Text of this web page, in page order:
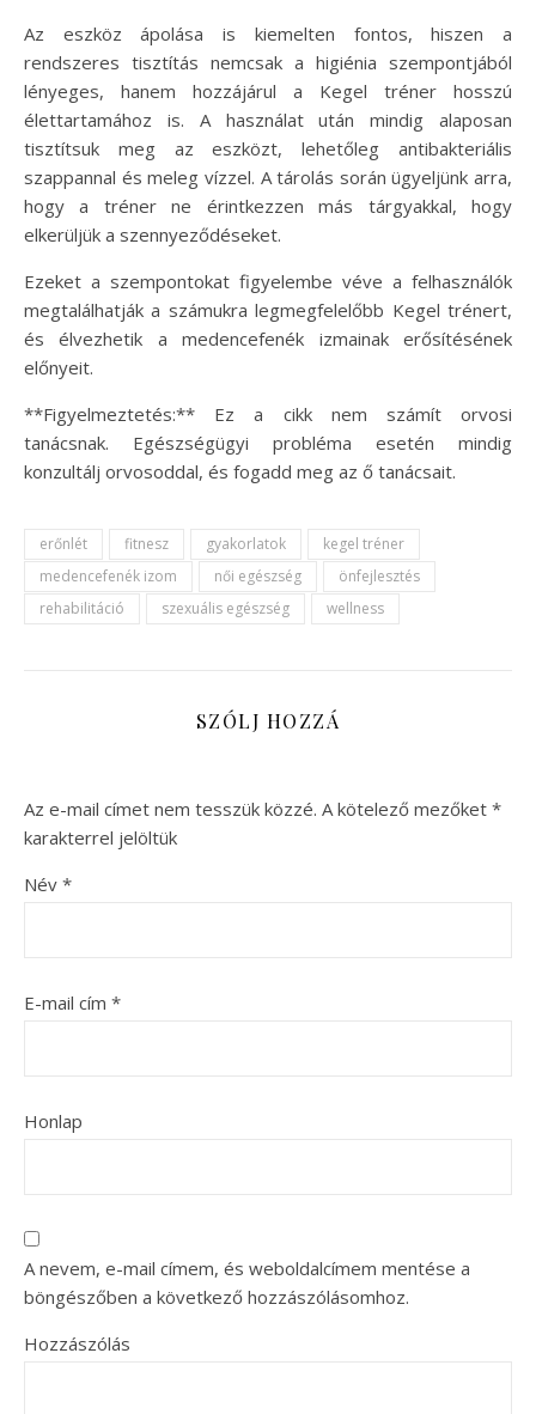
Az eszköz ápolása is kiemelten fontos, hiszen a
rendszeres tisztítás nemcsak a higiénia szempontjából
lényeges, hanem hozzájárul a Kegel tréner hosszú
élettartamához is. A használat után mindig alaposan
tisztítsuk meg az eszközt, lehetőleg antibakteriális
szappannal és meleg vízzel. A tárolás során ügyeljünk arra,
hogy a tréner ne érintkezzen más tárgyakkal, hogy
elkerüljük a szennyeződéseket.
Ezeket a szempontokat figyelembe véve a felhasználók
megtalálhatják a számukra legmegfelelőbb Kegel trénert,
és élvezhetik a medencefenék izmainak erősítésének
előnyeit.
**Figyelmeztetés:** Ez a cikk nem számít orvosi
tanácsnak. Egészségügyi probléma esetén mindig
konzultálj orvosoddal, és fogadd meg az ő tanácsait.
erőnlét fitnesz gyakorlatok
kegel tréner
medencefenék izom
női egészség
önfejlesztés
rehabilitáció
szexuális egészség wellness
SZÓLJ HOZZÁ
Az e-mail címet nem tesszük közzé. A kötelező mezőket *
karakterrel jelöltük
Név *
E-mail cím *
Honlap
A nevem, e-mail címem, és weboldalcímem mentése a
böngészőben a következő hozzászólásomhoz.
Hozzászólás